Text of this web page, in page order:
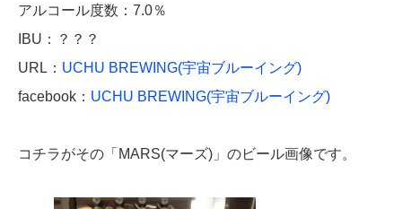
アルコール度数：7.0％
IBU：？？？
URL： UCHU BREWING(宇宙ブルーイング)
facebook： UCHU BREWING(宇宙ブルーイング)
コチラがその「MARS(マーズ)」のビール画像です。